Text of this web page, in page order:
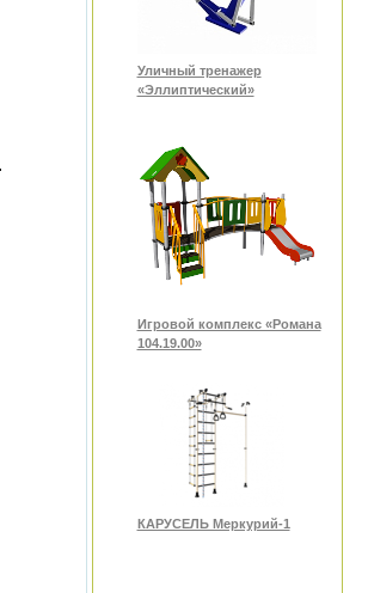
Уличный тренажер
«Эллиптический»
Игровой комплекс «Романа
104.19.00»
КАРУСЕЛЬ Меркурий-1